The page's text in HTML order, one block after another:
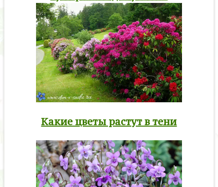
Какие цветы растут в тени